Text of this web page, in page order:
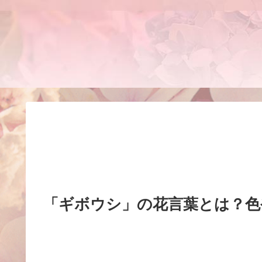
「ギボウシ」の花言葉とは？